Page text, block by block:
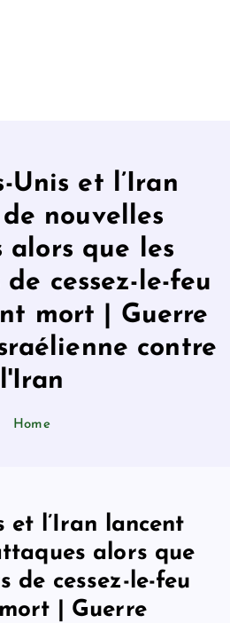
Unis et l’Iran
nouvelles
alors que les
cessez-le-feu
mort | Guerre
contre
l'Iran
Home
et l’Iran lancent
alors que
de cessez-le-feu
| Guerre